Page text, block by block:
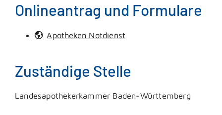
Onlineantrag und Formulare
Apotheken Notdienst
Zuständige Stelle
Landesapothekerkammer Baden-Württemberg